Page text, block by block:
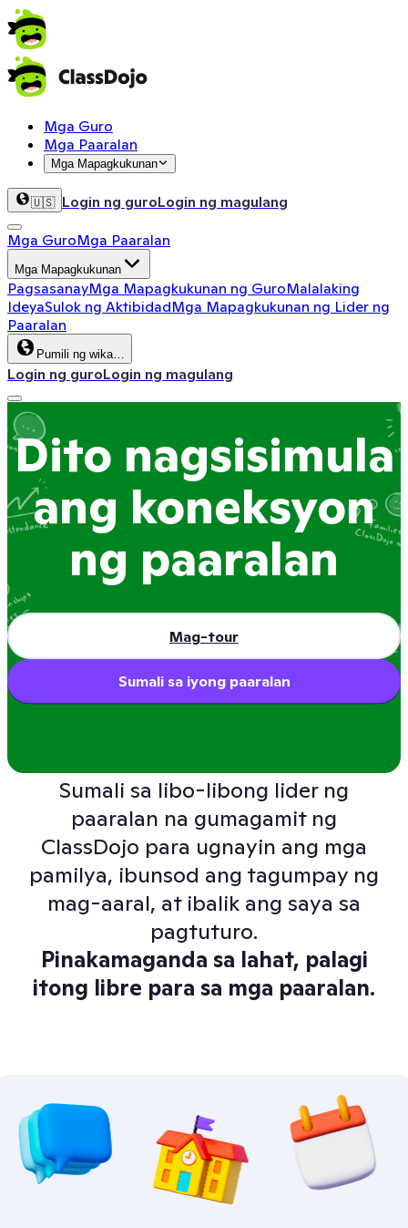
Mga Guro
Mga Paaralan
Mga Mapagkukunan
🇺🇸 Login ng guroLogin ng magulang
Mga GuroMga Paaralan
Mga Mapagkukunan
PagsasanayMga Mapagkukunan ng GuroMalalaking
IdeyaSulok ng AktibidadMga Mapagkukunan ng Lider ng
Paaralan
Pumili ng wika…
Login ng guroLogin ng magulang
Dito nagsisimula
ang koneksyon
ng paaralan
Mag-tour
Sumali sa iyong paaralan
Sumali sa libo-libong lider ng
paaralan na gumagamit ng
ClassDojo para ugnayin ang mga
pamilya, ibunsod ang tagumpay ng
mag-aaral, at ibalik ang saya sa
pagtuturo.
Pinakamaganda sa lahat, palagi
itong libre para sa mga paaralan.